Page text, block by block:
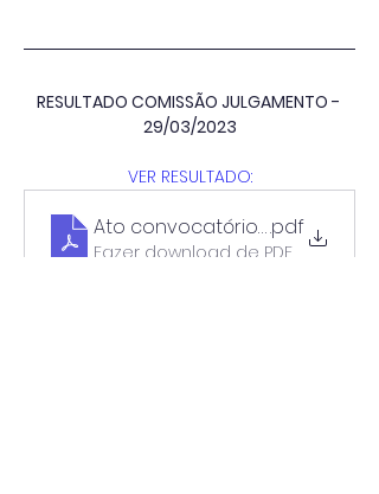
RESULTADO COMISSÃO JULGAMENTO -
29/03/2023
VER RESULTADO:
Ato convocatório n. 07-2023 -
.pdf
Fazer download de PDF • 1.82MB